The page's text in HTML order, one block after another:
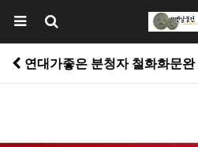
연대가좋은 분청자 철화화문